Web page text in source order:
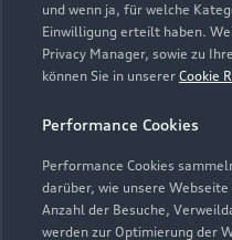
und wenn ja, für welche
Einwilligung erteilt haben.
Privacy Manager, sowie zu
können Sie in unserer Cookie
Performance Cookies
Performance Cookies
darüber, wie unsere
Anzahl der Besuche,
werden zur Optimierung der
Service
Geschlossen,
Geschlossen,